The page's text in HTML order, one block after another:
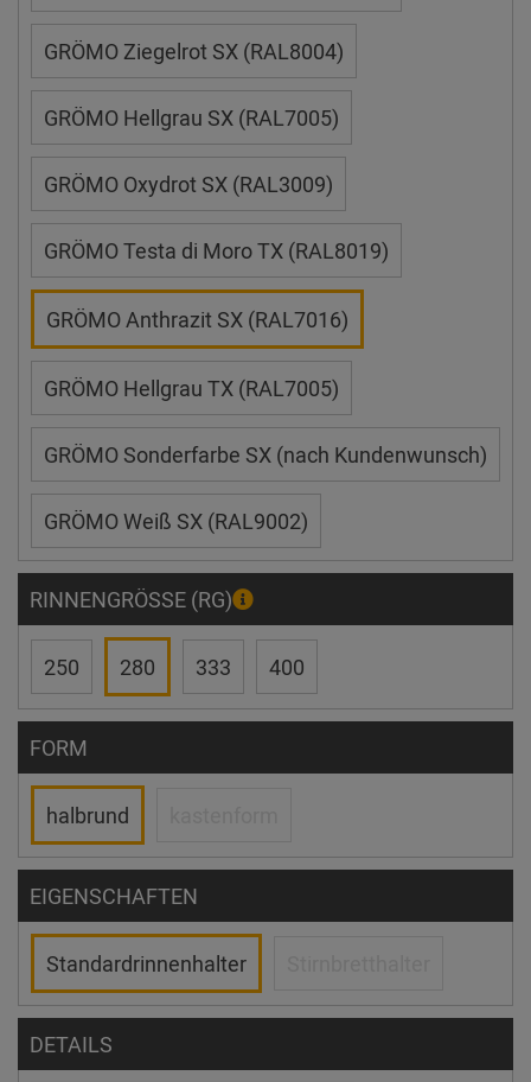
GRÖMO Ziegelrot SX (RAL8004)
GRÖMO Hellgrau SX (RAL7005)
GRÖMO Oxydrot SX (RAL3009)
GRÖMO Testa di Moro TX (RAL8019)
GRÖMO Anthrazit SX (RAL7016)
GRÖMO Hellgrau TX (RAL7005)
GRÖMO Sonderfarbe SX (nach Kundenwunsch)
GRÖMO Weiß SX (RAL9002)
RINNENGRÖSSE (RG)
250 280 333 400
FORM
halbrund
EIGENSCHAFTEN
Standardrinnenhalter
DETAILS